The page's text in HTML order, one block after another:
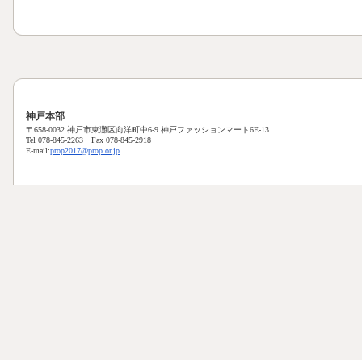
神戸本部
〒658-0032 神戸市東灘区向洋町中6-9 神戸ファッションマート6E-13
Tel 078-845-2263 Fax 078-845-2918
E-mail:prop2017@prop.or.jp